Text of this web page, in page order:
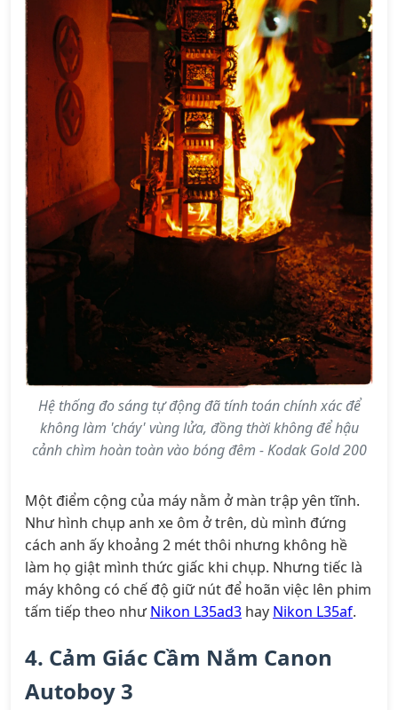
Hệ thống đo sáng tự động đã tính toán chính xác để
không làm 'cháy' vùng lửa, đồng thời không để hậu
cảnh chìm hoàn toàn vào bóng đêm - Kodak Gold 200
Một điểm cộng của máy nằm ở màn trập yên tĩnh.
Như hình chụp anh xe ôm ở trên, dù mình đứng
cách anh ấy khoảng 2 mét thôi nhưng không hề
làm họ giật mình thức giấc khi chụp. Nhưng tiếc là
máy không có chế độ giữ nút để hoãn việc lên phim
tấm tiếp theo nhưNikon L35ad3 hay Nikon L35af.
4. Cảm Giác Cầm Nắm Canon
Autoboy 3